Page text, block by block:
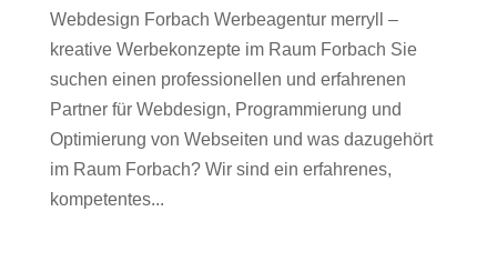
Webdesign Forbach Werbeagentur merryll –
kreative Werbekonzepte im Raum Forbach Sie
suchen einen professionellen und erfahrenen
Partner für Webdesign, Programmierung und
Optimierung von Webseiten und was dazugehört
im Raum Forbach? Wir sind ein erfahrenes,
kompetentes...